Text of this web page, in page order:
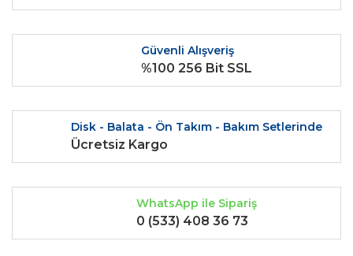
Ürün bilgilerinde hatalar bulunuyor.
Ürün fiyatı diğer sitelerden daha pahalı.
Bu ürüne benzer farklı alternatifler olmalı.
Gönder
Güvenli Alışveriş
%100 256 Bit SSL
Disk - Balata - Ön Takım - Bakım Setlerinde
Ücretsiz Kargo
WhatsApp ile Sipariş
0 (533) 408 36 73